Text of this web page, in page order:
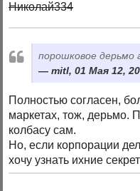
Николай334
порошковое дерьмо
mitl, 01 Мая 12,
Полностью согласен,
маркетах, тож, дерьмо.
колбасу сам.
Но, если корпорации
хочу узнать ихние